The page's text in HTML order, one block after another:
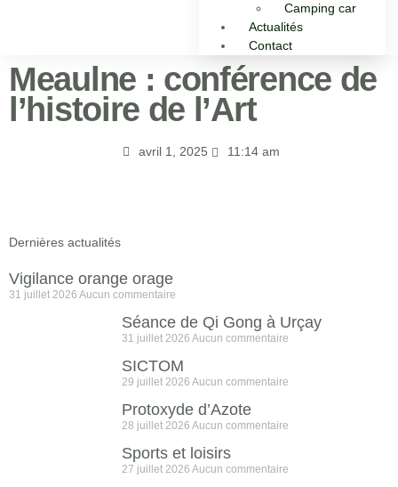
Camping car
Actualités
Contact
Meaulne : conférence de
l’histoire de l’Art
avril 1, 2025 11:14 am
Dernières actualités
Vigilance orange orage
31 juillet 2026 Aucun commentaire
Séance de Qi Gong à Urçay
31 juillet 2026 Aucun commentaire
SICTOM
29 juillet 2026 Aucun commentaire
Protoxyde d’Azote
28 juillet 2026 Aucun commentaire
Sports et loisirs
27 juillet 2026 Aucun commentaire